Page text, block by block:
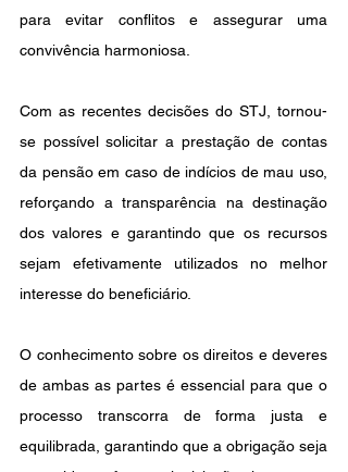
para evitar conflitos e assegurar uma
convivência harmoniosa.
Com as recentes decisões do STJ, tornou-
se possível solicitar a prestação de contas
da pensão em caso de indícios de mau uso,
reforçando a transparência na destinação
dos valores e garantindo que os recursos
sejam efetivamente utilizados no melhor
interesse do beneficiário.
O conhecimento sobre os direitos e deveres
de ambas as partes é essencial para que o
processo transcorra de forma justa e
equilibrada, garantindo que a obrigação seja